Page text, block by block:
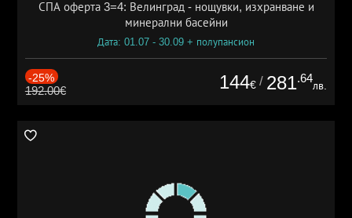
СПА оферта 3=4: Велинград - нощувки, изхранване и
минерални басейни
Дата: 01.07 - 30.09 + полупансион
-25%
192.00€ 144€ / 281.64
лв.